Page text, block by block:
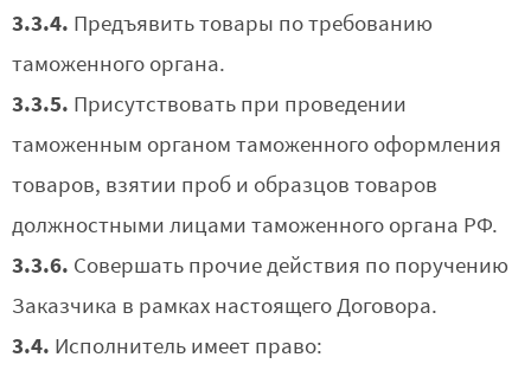
3.3.4. Предъявить товары по требованию
таможенного органа.
3.3.5. Присутствовать при проведении
таможенным органом таможенного оформления
товаров, взятии проб и образцов товаров
должностными лицами таможенного органа РФ.
3.3.6. Совершать прочие действия по поручению
Заказчика в рамках настоящего Договора.
3.4. Исполнитель имеет право: